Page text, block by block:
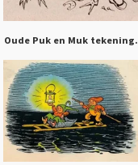
Oude Puk en Muk tekening.